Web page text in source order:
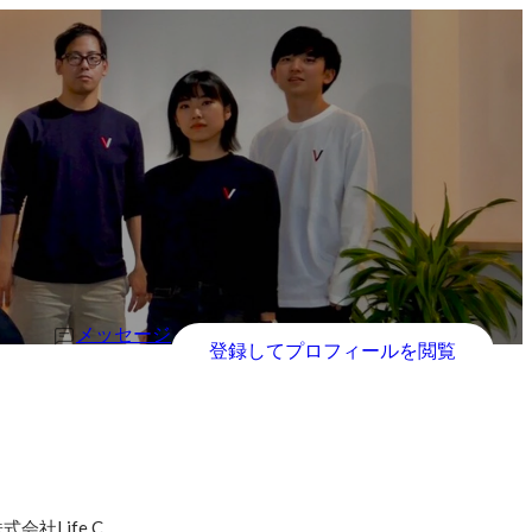
メッセージ
登録してプロフィールを閲覧
会社Life C